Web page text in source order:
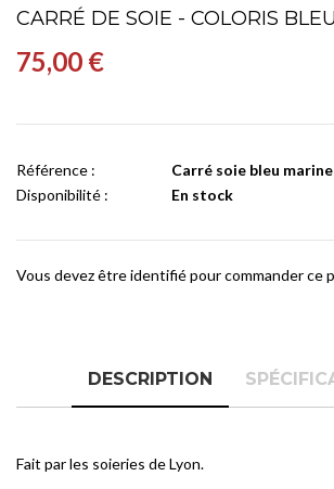
CARRÉ DE SOIE - COLORIS
75,00 €
Référence :
Carré soie bleu marine
Disponibilité :
En stock
Vous devez être identifié pour commander ce
DESCRIPTION
Fait par les soieries de Lyon.